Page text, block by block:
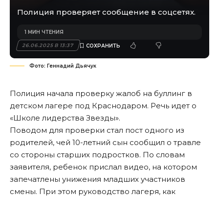
Полиция проверяет сообщение в соцсетях.
26.06.2025 В 13:37
1 МИН ЧТЕНИЯ
Фото: Геннадий Дьячук
Полиция начала проверку жалоб на буллинг в
детском лагере под Краснодаром. Речь идет о
«Школе лидерства Звезды».
Поводом для проверки стал пост одного из
родителей, чей 10-летний сын сообщил о травле
со стороны старших подростков. По словам
заявителя, ребенок прислал видео, на котором
запечатлены унижения младших участников
смены. При этом руководство лагеря, как